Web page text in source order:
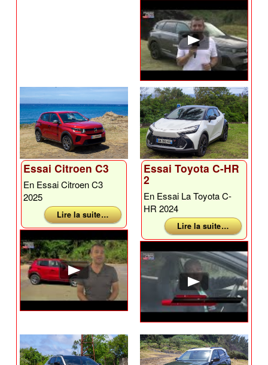
Essai Citroen C3
En Essai Citroen C3
2025
Lire la suite …
Essai Toyota C-HR
2
En Essai La Toyota C-
HR 2024
Lire la suite …